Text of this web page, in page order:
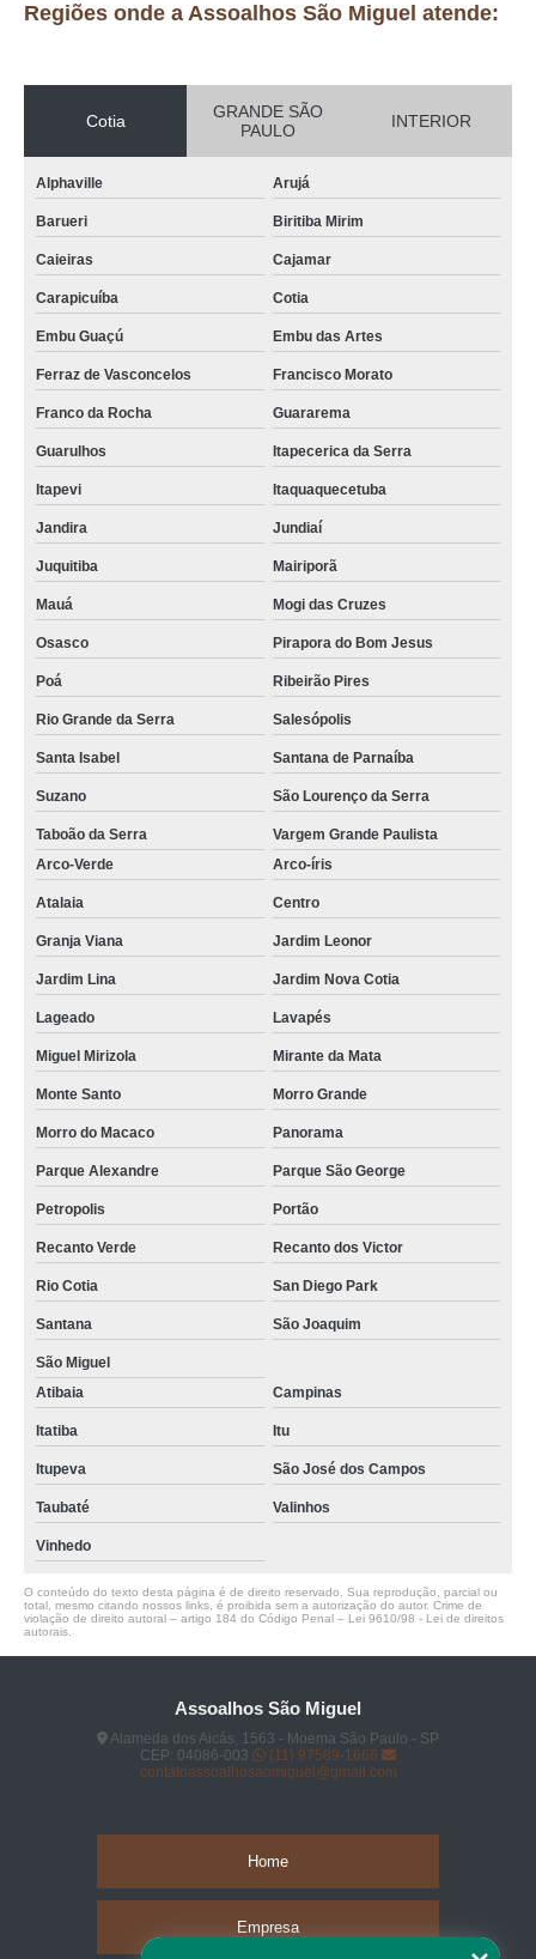
Regiões onde a Assoalhos São Miguel atende:
Cotia
GRANDE SÃO
PAULO
INTERIOR
Alphaville Arujá
Barueri Biritiba Mirim
Caieiras Cajamar
Carapicuíba Cotia
Embu Guaçú Embu das Artes
Ferraz de Vasconcelos Francisco Morato
Franco da Rocha Guararema
Guarulhos Itapecerica da Serra
Itapevi Itaquaquecetuba
Jandira Jundiaí
Juquitiba Mairiporã
Mauá Mogi das Cruzes
Osasco Pirapora do Bom Jesus
Poá Ribeirão Pires
Rio Grande da Serra Salesópolis
Santa Isabel Santana de Parnaíba
Suzano São Lourenço da Serra
Taboão da Serra
Vargem Grande Paulista
Arco-Verde
Arco-íris
Atalaia Centro
Granja Viana Jardim Leonor
Jardim Lina Jardim Nova Cotia
Lageado Lavapés
Miguel Mirizola Mirante da Mata
Monte Santo Morro Grande
Morro do Macaco Panorama
Parque Alexandre Parque São George
Petropolis Portão
Recanto Verde Recanto dos Victor
Rio Cotia San Diego Park
Santana São Joaquim
São Miguel
Atibaia
Campinas
Itatiba Itu
Itupeva São José dos Campos
Taubaté Valinhos
Vinhedo
O conteúdo do texto desta página é de direito reservado. Sua reprodução, parcial ou
total, mesmo citando nossos links, é proibida sem a autorização do autor. Crime de
violação de direito autoral – artigo 184 do Código Penal – Lei 9610/98 - Lei de direitos
autorais
Assoalhos São Miguel
Alameda dos Aicás, 1563 - Moema São Paulo - SP
CEP: 04086-003
(11) 97589-1666
contatoassoalhosaomiguel@gmail.com
Home
Empresa